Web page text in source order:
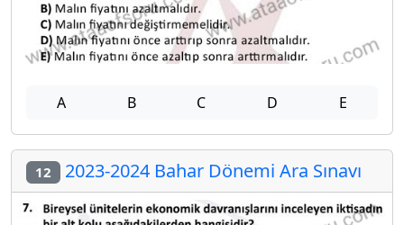
A B C D E
12 2023-2024 Bahar Dönemi Ara Sınavı